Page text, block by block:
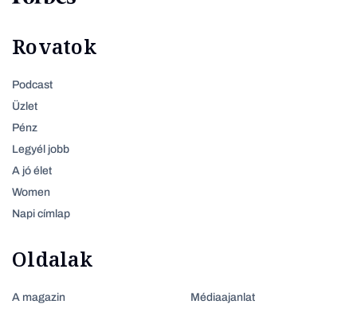
Rovatok
Podcast
Üzlet
Pénz
Legyél jobb
A jó élet
Women
Napi címlap
Oldalak
A magazin
Médiaajanlat